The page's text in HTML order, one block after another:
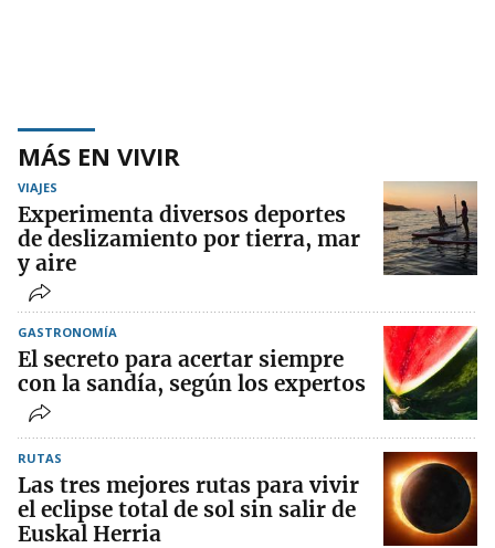
MÁS EN VIVIR
VIAJES
Experimenta diversos deportes
de deslizamiento por tierra, mar
y aire
GASTRONOMÍA
El secreto para acertar siempre
con la sandía, según los expertos
RUTAS
Las tres mejores rutas para vivir
el eclipse total de sol sin salir de
Euskal Herria